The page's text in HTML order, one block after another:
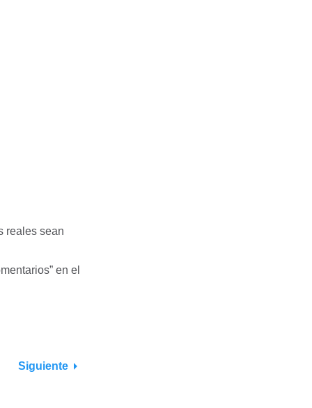
reales sean
en el
Siguiente